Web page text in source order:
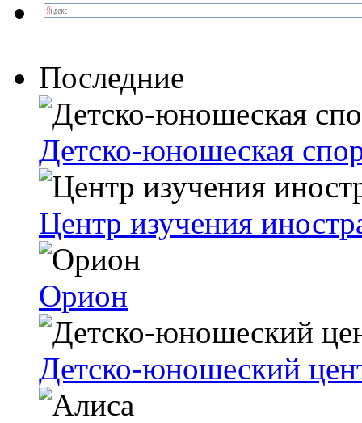
Последние
Детско-юношеская
Центр изучения
Орион
Детско-юношеский